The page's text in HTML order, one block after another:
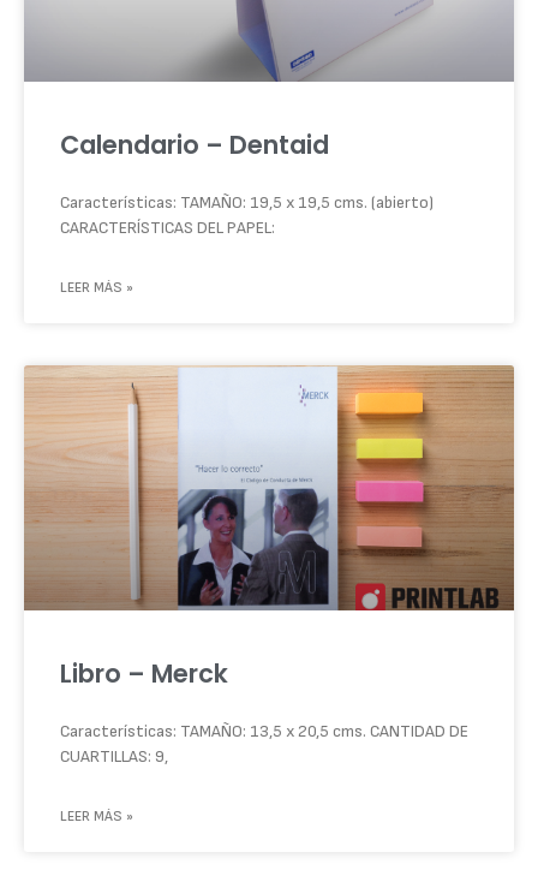
Calendario – Dentaid
Características: TAMAÑO: 19,5 x 19,5 cms. (abierto)
CARACTERÍSTICAS DEL PAPEL:
LEER MÁS »
Libro – Merck
Características: TAMAÑO: 13,5 x 20,5 cms. CANTIDAD DE
CUARTILLAS: 9,
LEER MÁS »